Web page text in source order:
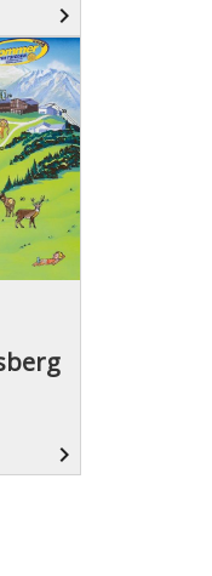
navigate_next
navigate_next